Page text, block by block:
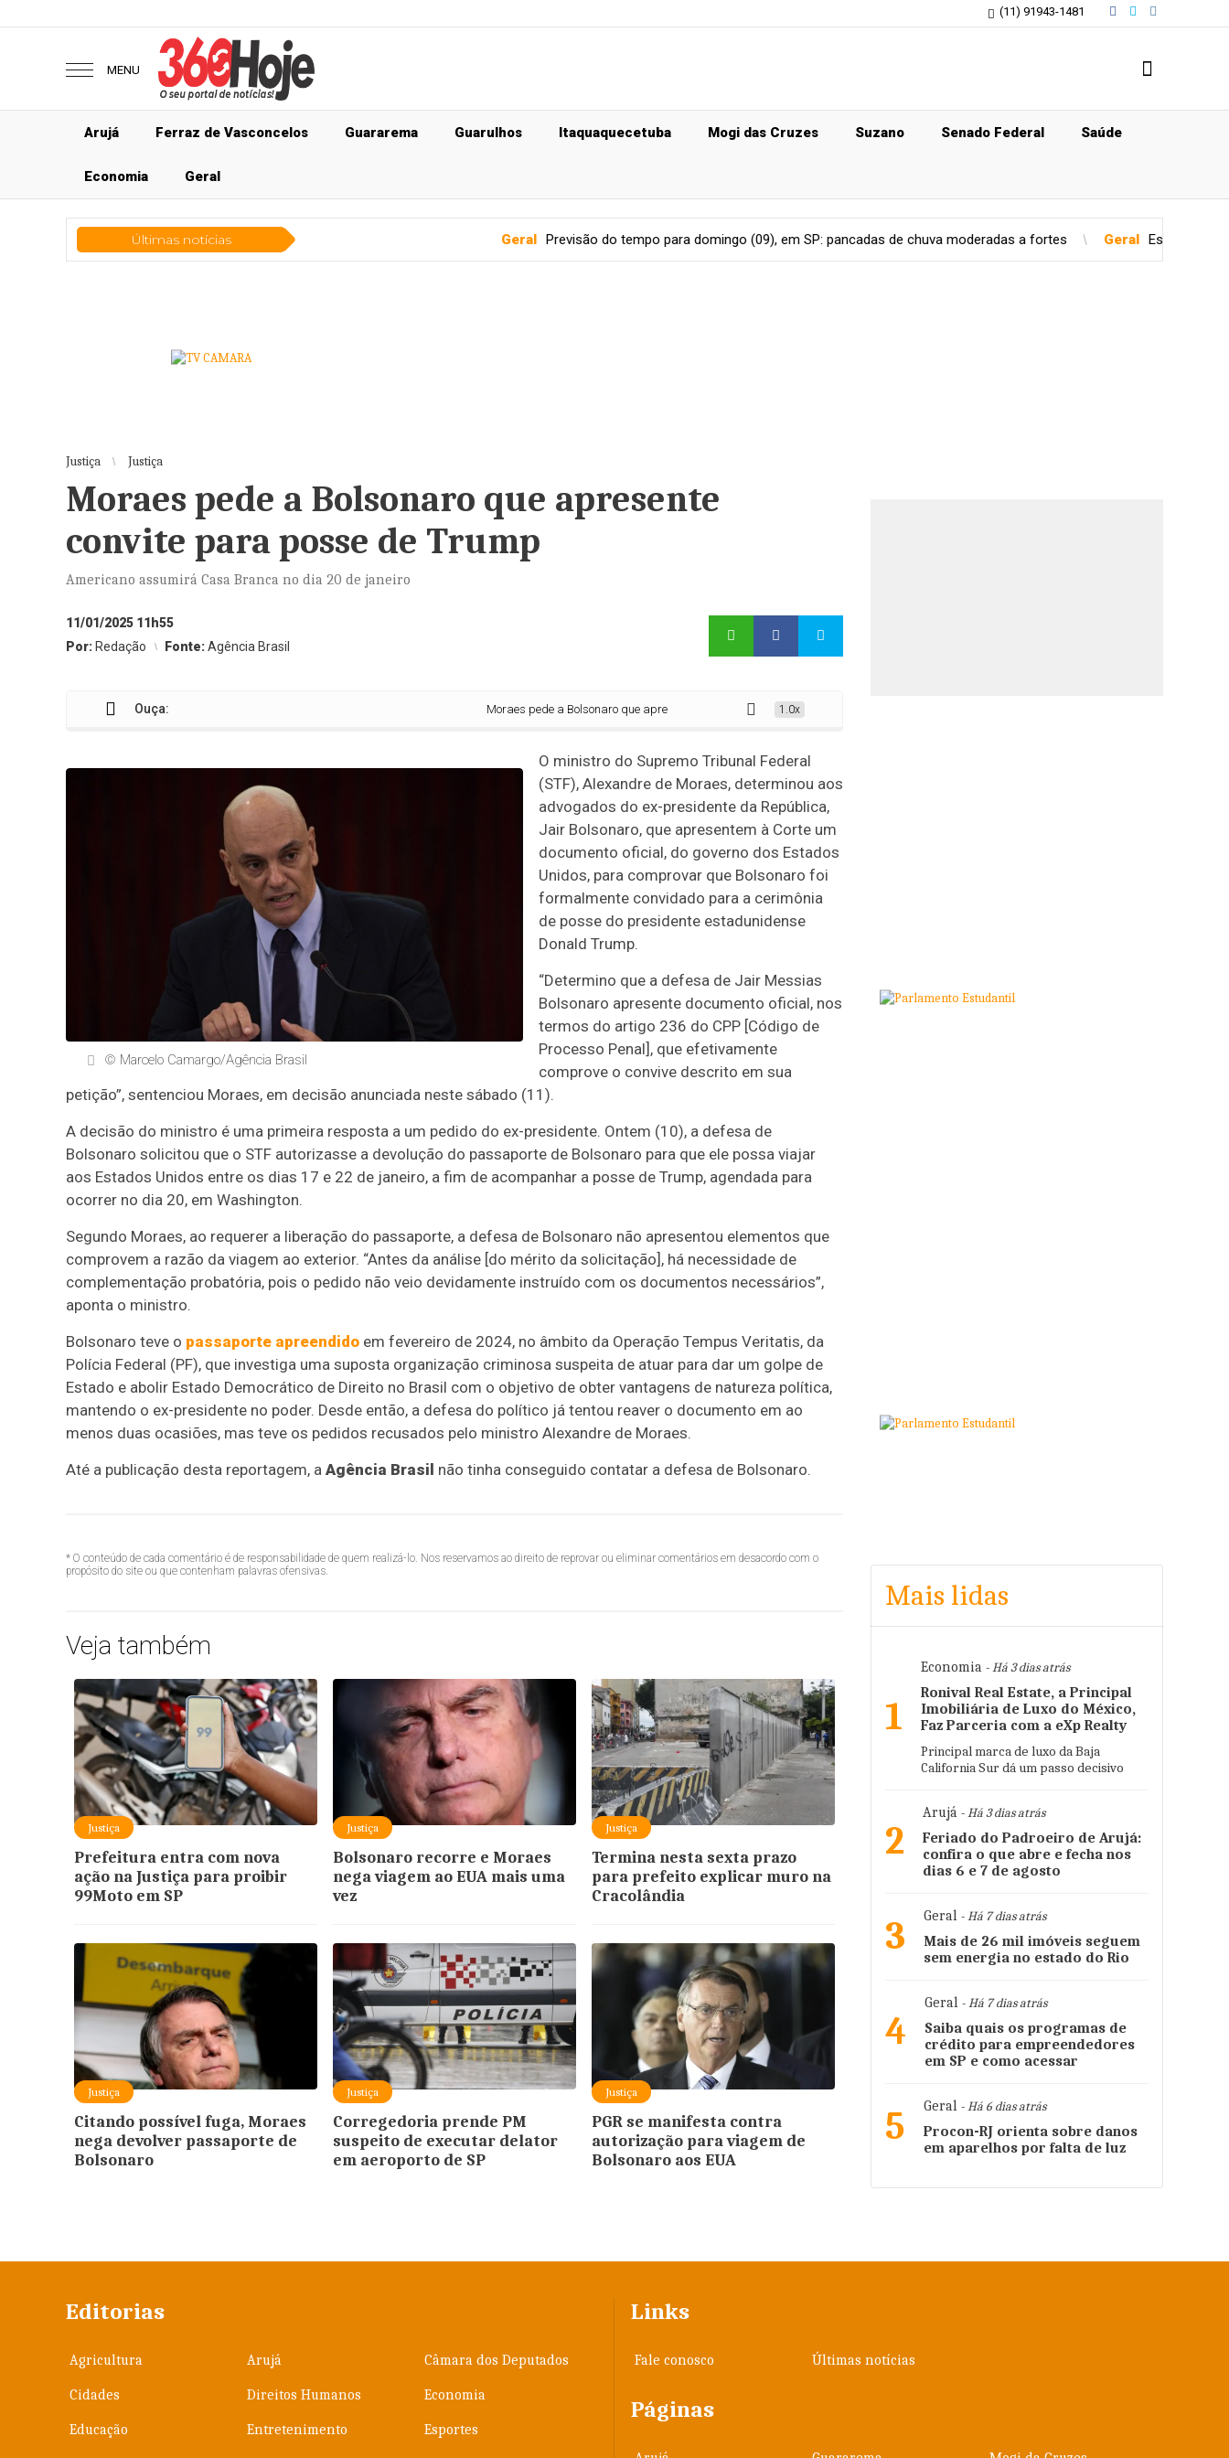
(11) 91943-1481
MENU
Arujá Ferraz de Vasconcelos Guararema Guarulhos Itaquaquecetuba Mogi das Cruzes Suzano Senado Federal Saúde
Economia Geral
Últimas notícias Previsão do tempo para domingo (09), em SP: pancadas de chuva moderadas a fortes Geral Estado de São Paulo
Justiça Justiça
Moraes pede a Bolsonaro que apresente
convite para posse de Trump
Americano assumirá Casa Branca no dia 20 de janeiro
11/01/2025 11h55
Por: Redação Fonte:Agência Brasil
Ouça: Moraes pede a Bolsonaro que apresente convite para posse de Trump
1.0x
© Marcelo Camargo/Agência Brasil
O ministro do Supremo Tribunal Federal
(STF), Alexandre de Moraes, determinou aos
advogados do ex-presidente da República,
Jair Bolsonaro, que apresentem à Corte um
documento oficial, do governo dos Estados
Unidos, para comprovar que Bolsonaro foi
formalmente convidado para a cerimônia
de posse do presidente estadunidense
Donald Trump.
“Determino que a defesa de Jair Messias
Bolsonaro apresente documento oficial, nos
termos do artigo 236 do CPP [Código de
Processo Penal], que efetivamente
comprove o convive descrito em sua
petição”, sentenciou Moraes, em decisão anunciada neste sábado (11).
A decisão do ministro é uma primeira resposta a um pedido do ex-presidente. Ontem (10), a defesa de
Bolsonaro solicitou que o STF autorizasse a devolução do passaporte de Bolsonaro para que ele possa viajar
aos Estados Unidos entre os dias 17 e 22 de janeiro, a fim de acompanhar a posse de Trump, agendada para
ocorrer no dia 20, em Washington.
Segundo Moraes, ao requerer a liberação do passaporte, a defesa de Bolsonaro não apresentou elementos que
comprovem a razão da viagem ao exterior. “Antes da análise [do mérito da solicitação], há necessidade de
complementação probatória, pois o pedido não veio devidamente instruído com os documentos necessários”,
aponta o ministro.
Bolsonaro teve o passaporte apreendido em fevereiro de 2024, no âmbito da Operação Tempus Veritatis, da
Polícia Federal (PF), que investiga uma suposta organização criminosa suspeita de atuar para dar um golpe de
Estado e abolir Estado Democrático de Direito no Brasil com o objetivo de obter vantagens de natureza política,
mantendo o ex-presidente no poder. Desde então, a defesa do político já tentou reaver o documento em ao
menos duas ocasiões, mas teve os pedidos recusados pelo ministro Alexandre de Moraes.
Até a publicação desta reportagem, a Agência Brasil não tinha conseguido contatar a defesa de Bolsonaro.
* O conteúdo de cada comentário é de responsabilidade de quem realizá-lo. Nos reservamos ao direito de reprovar ou eliminar comentários em desacordo com o
propósito do site ou que contenham palavras ofensivas.
Veja também
Justiça
Prefeitura entra com nova
ação na Justiça para proibir
99Moto em SP
Justiça
Bolsonaro recorre e Moraes
nega viagem ao EUA mais uma
vez
Justiça
Termina nesta sexta prazo
para prefeito explicar muro na
Cracolândia
Justiça
Citando possível fuga, Moraes
nega devolver passaporte de
Bolsonaro
Justiça
Corregedoria prende PM
suspeito de executar delator
em aeroporto de SP
Justiça
PGR se manifesta contra
autorização para viagem de
Bolsonaro aos EUA
Mais lidas
1
Economia - Há 3 dias atrás
Ronival Real Estate, a Principal
Imobiliária de Luxo do México,
Faz Parceria com a eXp Realty
Principal marca de luxo da Baja
California Sur dá um passo decisivo
2
Arujá - Há 3 dias atrás
Feriado do Padroeiro de Arujá:
confira o que abre e fecha nos
dias 6 e 7 de agosto
3 Geral - Há 7 dias atrás
Mais de 26 mil imóveis seguem
sem energia no estado do Rio
4
Geral - Há 7 dias atrás
Saiba quais os programas de
crédito para empreendedores
em SP e como acessar
5 Geral - Há 6 dias atrás
Procon-RJ orienta sobre danos
em aparelhos por falta de luz
Editorias
Agricultura Arujá Câmara dos Deputados
Cidades Direitos Humanos Economia
Educação Entretenimento Esportes
Links
Fale conosco Últimas notícias
Páginas